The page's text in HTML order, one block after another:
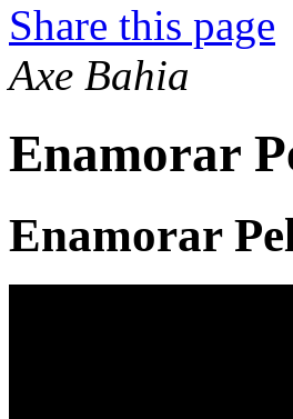
Share this page
Axe Bahia
Enamorar
Enamorar